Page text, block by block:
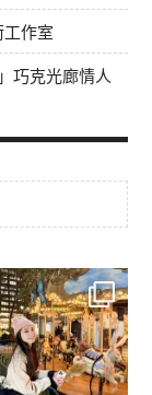
作室
巧克光廊情人